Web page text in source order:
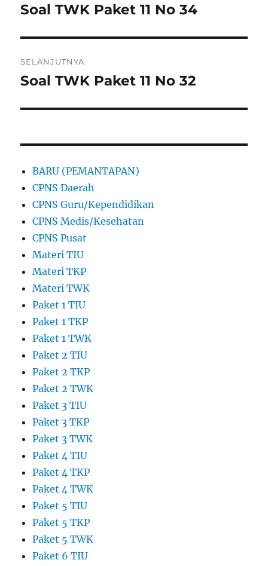
pos
Pos
Soal TWK Paket 11 No 34
SELANJUTNYA
Pos
Soal TWK Paket 11 No 32
BARU (PEMANTAPAN)
CPNS Daerah
CPNS Guru/Kependidikan
CPNS Medis/Kesehatan
CPNS Pusat
Materi TIU
Materi TKP
Materi TWK
Paket 1 TIU
Paket 1 TKP
Paket 1 TWK
Paket 2 TIU
Paket 2 TKP
Paket 2 TWK
Paket 3 TIU
Paket 3 TKP
Paket 3 TWK
Paket 4 TIU
Paket 4 TKP
Paket 4 TWK
Paket 5 TIU
Paket 5 TKP
Paket 5 TWK
Paket 6 TIU